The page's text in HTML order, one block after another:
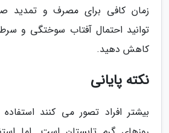
زمان کافی برای مصرف و تمدید
توانید احتمال آفتاب سوختگی و
کاهش دهید.
نکته پایانی
بیشتر افراد تصور می کنند